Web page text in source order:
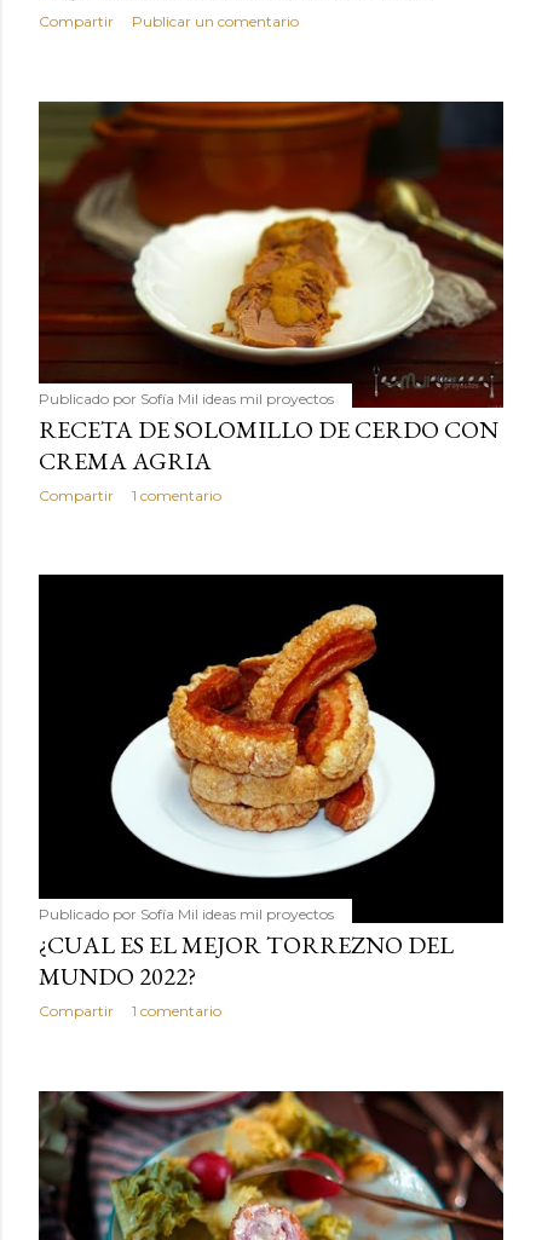
Compartir Publicar un comentario
Publicado por Sofía Mil ideas mil proyectos
RECETA DE SOLOMILLO DE CERDO CON
CREMA AGRIA
Compartir 1 comentario
Publicado por Sofía Mil ideas mil proyectos
¿CUAL ES EL MEJOR TORREZNO DEL
MUNDO 2022?
Compartir 1 comentario